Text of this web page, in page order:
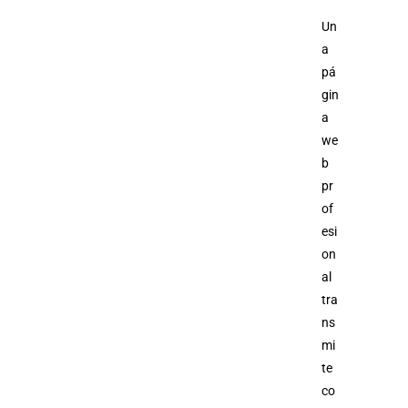
Un
a
pá
gin
a
we
b
pr
of
esi
on
al
tra
ns
mi
te
co